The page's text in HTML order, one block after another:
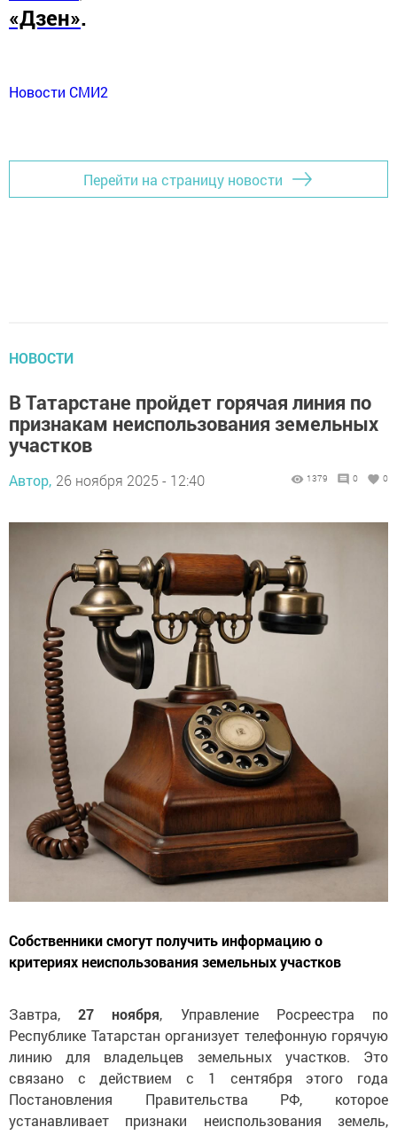
«Дзен».
Новости СМИ2
Перейти на страницу новости
НОВОСТИ
В Татарстане пройдет горячая линия по
признакам неиспользования земельных
участков
Автор, 26 ноября 2025 - 12:40 1379 0 0
Собственники смогут получить информацию о
критериях неиспользования земельных участков
Завтра,27 ноября, Управление Росреестра по
Республике Татарстан организует телефонную горячую
линию для владельцев земельных участков. Это
связано с действием с 1 сентября этого года
Постановления Правительства РФ, которое
устанавливает признаки неиспользования земель,